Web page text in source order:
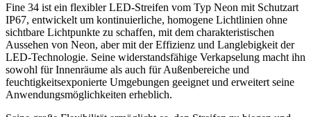
Fine 34 ist ein flexibler LED-Streifen vom Typ Neon mit Schutzart
IP67, entwickelt um kontinuierliche, homogene Lichtlinien ohne
sichtbare Lichtpunkte zu schaffen, mit dem charakteristischen
Aussehen von Neon, aber mit der Effizienz und Langlebigkeit der
LED-Technologie. Seine widerstandsfähige Verkapselung macht ihn
sowohl für Innenräume als auch für Außenbereiche und
feuchtigkeitsexponierte Umgebungen geeignet und erweitert seine
Anwendungsmöglichkeiten erheblich.